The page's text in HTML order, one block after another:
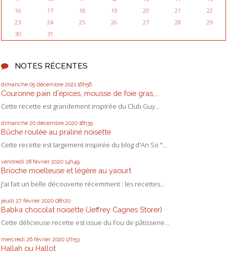
16
17 18 19 20 21
22
23
24 25 26 27 28
29
30
31
NOTES RÉCENTES
dimanche 05 décembre 2021 16h56
Couronne pain d'épices, mousse de foie gras,...
Cette recette est grandement inspirée du Club Guy...
dimanche 20 décembre 2020 18h39
Bûche roulée au praliné noisette
Cette recette est largement inspirée du blog d'An So "...
vendredi 28 février 2020 14h49
Brioche moelleuse et légère au yaourt
J'ai fait un belle découverte récemment : les recettes...
jeudi 27 février 2020 08h20
Babka chocolat noisette (Jeffrey Cagnes Storer)
Cette délicieuse recette est issue du Fou de pâtisserie...
mercredi 26 février 2020 17h53
Hallah ou Hallot